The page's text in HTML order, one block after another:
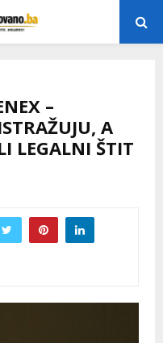
–
A
LEGALNI ŠTIT